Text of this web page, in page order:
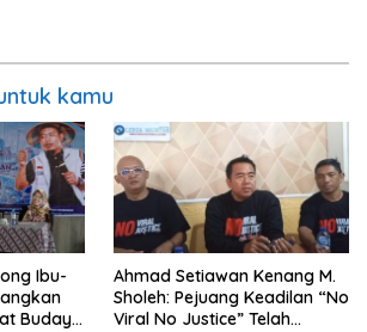
kamu
Ibu-
Budaya
Ahmad Setiawan Kenang M.
Sholeh: Pejuang Keadilan “No
Viral No Justice” Telah